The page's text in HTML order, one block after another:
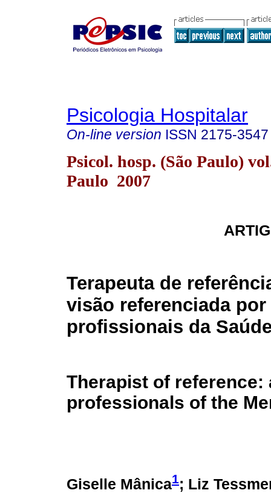
Psicologia Hospitalar
On-line version ISSN 2175-3547
Psicol. hosp. (São Paulo)
Paulo 2007
Terapeuta de
visão referenciada por
profissionais da
Therapist of
professionals of the
Giselle Mânica1; Liz